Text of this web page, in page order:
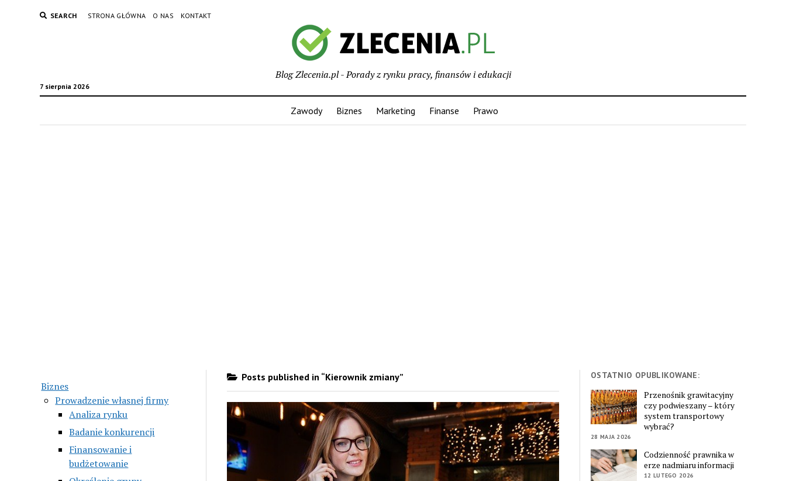
SEARCH STRONA GŁÓWNA O NAS KONTAKT
7 sierpnia 2026
Blog Zlecenia.pl - Porady z rynku pracy, finansów i edukacji
Zawody Biznes Marketing Finanse Prawo
Biznes
Prowadzenie własnej firmy
Analiza rynku
Badanie konkurencji
Finansowanie i
budżetowanie
Posts published in “Kierownik zmiany” OSTATNIO OPUBLIKOWANE:
Przenośnik grawitacyjny
czy podwieszany – który
system transportowy
wybrać?
28 MAJA 2026
Codzienność prawnika w
erze nadmiaru informacji
12 LUTEGO 2026